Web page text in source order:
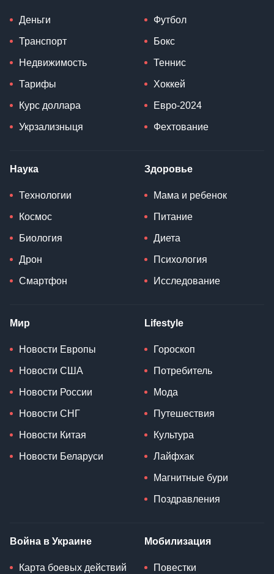
Деньги
Транспорт
Недвижимость
Тарифы
Курс доллара
Укрзализныця
Футбол
Бокс
Теннис
Хоккей
Евро-2024
Фехтование
Наука
Технологии
Космос
Биология
Дрон
Смартфон
Здоровье
Мама и ребенок
Питание
Диета
Психология
Исследование
Мир
Новости Европы
Новости США
Новости России
Новости СНГ
Новости Китая
Новости Беларуси
Lifestyle
Гороскоп
Потребитель
Мода
Путешествия
Культура
Лайфхак
Магнитные бури
Поздравления
Война в Украине
Карта боевых действий
Мобилизация
Повестки